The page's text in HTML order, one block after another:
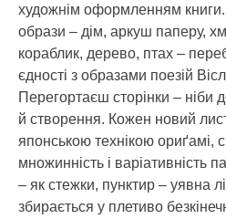
художнім оформленням книги.
образи – дім, аркуш паперу,
кораблик, дерево, птах –
єдності з образами поезій
Перегортаєш сторінки – ніби
й створення. Кожен новий
японською технікою ориґамі,
множинність і варіативність
– як стежки, пунктир – уявна
збирається у плетиво